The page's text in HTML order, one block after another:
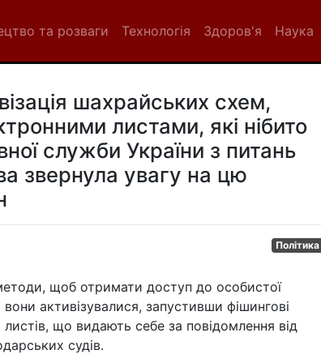
та розваги Технологія Здоров'я Наука
шахрайських схем,
листами, які нібито
служби України з питань
звернула увагу на цю
Політика
щоб отримати доступ до особистої
активізувалися, запустивши фішингові
що видають себе за повідомлення від
судів.